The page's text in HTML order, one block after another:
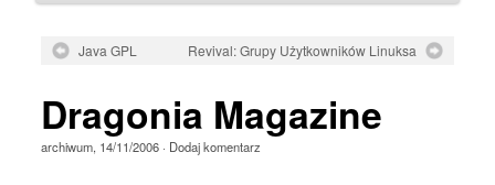
Archiwum
Wszystko
Java GPL Revival: Grupy Użytkowników Linuksa
Dragonia Magazine
archiwum, 14/11/2006· Dodaj komentarz